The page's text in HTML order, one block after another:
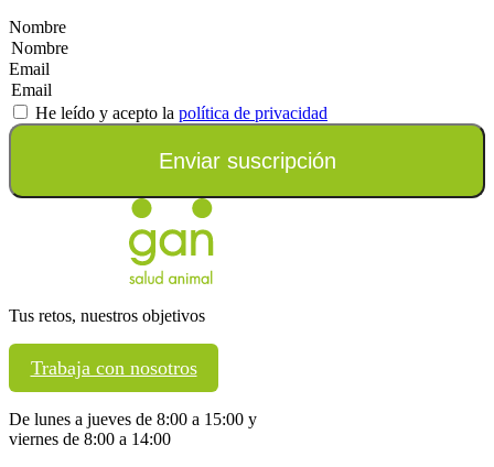
Nombre
Email
He leído y acepto la política de privacidad
Enviar suscripción
Tus retos, nuestros objetivos
Trabaja con nosotros
De lunes a jueves de 8:00 a 15:00 y
viernes de 8:00 a 14:00